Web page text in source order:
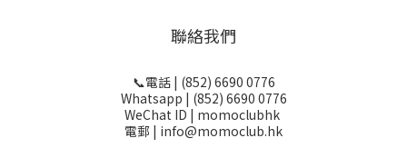
聯絡我們
📞電話 | (852) 6690 0776
Whatsapp | (852) 6690 0776
WeChat ID | momoclubhk
電郵 | info@momoclub.hk